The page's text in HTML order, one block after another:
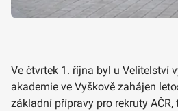
Ve čtvrtek 1. října byl u Velitelství
akademie ve Vyškově zahájen
základní přípravy pro rekruty